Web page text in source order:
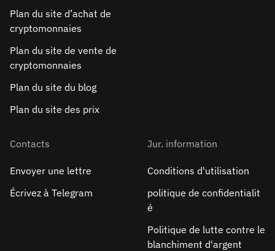
Plan du site d’achat de
cryptomonnaies
Plan du site de vente de
cryptomonnaies
Plan du site du blog
Plan du site des prix
Contacts
Envoyer une lettre
Écrivez à Telegram
Jur. information
Conditions d'utilisation
politique de confidentialit
é
Politique de lutte contre le
blanchiment d'argent